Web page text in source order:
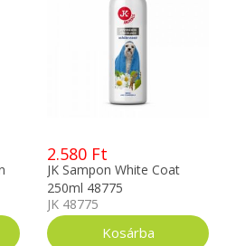
2.580 Ft
JK Sampon White Coat
250ml 48775
JK 48775